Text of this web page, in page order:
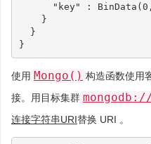
"key"
: BinData (0 ,
}
}
}
使用 Mongo() 构造函数使用
接。用目标集群
连接字符串URI替换 URI 。